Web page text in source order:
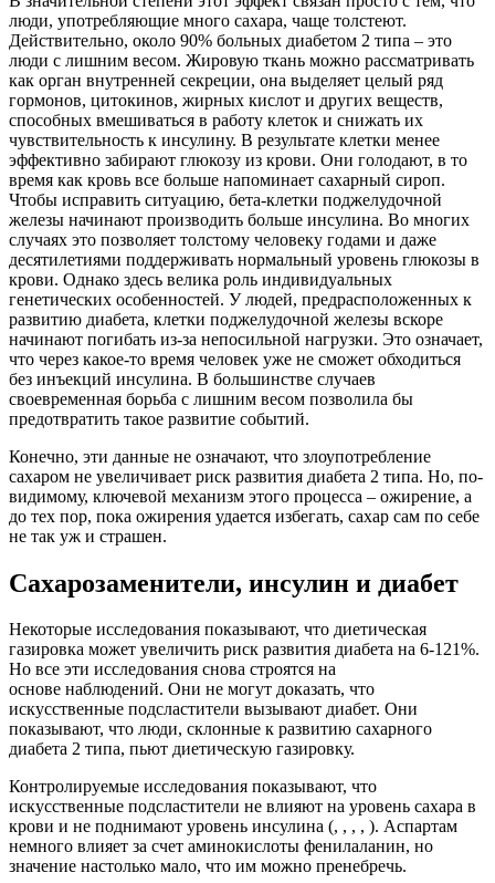
люди, употребляющие много сахара, чаще толстеют.
Действительно, около 90% больных диабетом 2 типа – это
люди с лишним весом. Жировую ткань можно рассматривать
как орган внутренней секреции, она выделяет целый ряд
гормонов, цитокинов, жирных кислот и других веществ,
способных вмешиваться в работу клеток и снижать их
чувствительность к инсулину. В результате клетки менее
эффективно забирают глюкозу из крови. Они голодают, в то
время как кровь все больше напоминает сахарный сироп.
Чтобы исправить ситуацию, бета-клетки поджелудочной
железы начинают производить больше инсулина. Во многих
случаях это позволяет толстому человеку годами и даже
десятилетиями поддерживать нормальный уровень глюкозы в
крови. Однако здесь велика роль индивидуальных
генетических особенностей. У людей, предрасположенных к
развитию диабета, клетки поджелудочной железы вскоре
начинают погибать из-за непосильной нагрузки. Это означает,
что через какое-то время человек уже не сможет обходиться
без инъекций инсулина. В большинстве случаев
своевременная борьба с лишним весом позволила бы
предотвратить такое развитие событий.
Конечно, эти данные не означают, что злоупотребление
сахаром не увеличивает риск развития диабета 2 типа. Но, по-
видимому, ключевой механизм этого процесса – ожирение, а
до тех пор, пока ожирения удается избегать, сахар сам по себе
не так уж и страшен.
Сахарозаменители, инсулин и диабет
Некоторые исследования показывают, что диетическая
газировка может увеличить риск развития диабета на 6-121%.
Но все эти исследования снова строятся на
основе наблюдений. Они не могут доказать, что
искусственные подсластители вызывают диабет. Они
показывают, что люди, склонные к развитию сахарного
диабета 2 типа, пьют диетическую газировку.
Контролируемые исследования показывают, что
искусственные подсластители не влияют на уровень сахара в
крови и не поднимают уровень инсулина (, , , , ). Аспартам
немного влияет за счет аминокислоты фенилаланин, но
значение настолько мало, что им можно пренебречь.